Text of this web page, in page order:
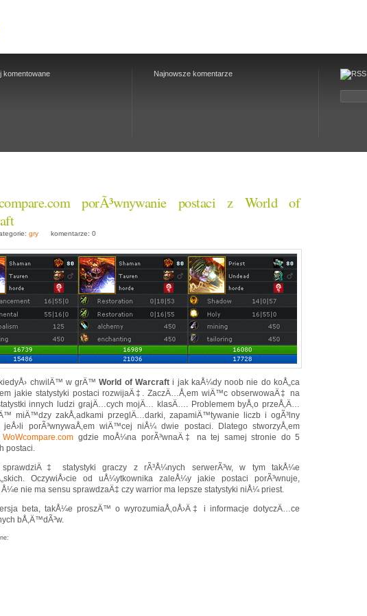
komentowane Najnowsze komentarze
porÃ³wnywanie postaci z World of
gry komentarze: 0
kiedyÅ› chwilÄ™ w grÄ™World of Warcraft i jak kaÅ¼dy noob nie do koÅ„ca
jakie statystyki postaci rozwijaÄ‡. ZaczÄ…Å‚em wiÄ™c obserwowaÄ‡ na
innych ludzi grajÄ…cych mojÄ… klasÄ…. Problemem byÅ‚o przeÅ‚Ä…
miÄ™dzy zakÅ‚adkami przeglÄ…darki, zapamiÄ™tywanie liczb i ogÃ³lny
jeÅ›li porÃ³wnywaÅ‚em wiÄ™cej niÅ¼ dwie postaci. Dlatego stworzyÅ‚em
WoWcompare.com gdzie moÅ¼na porÃ³wnaÄ‡ na tej samej stronie do 5
postaci.
sprawdziÄ‡ statystyki graczy z rÃ³Å¼nych serwerÃ³w, w tym takÅ¼e
OczywiÅ›cie od uÅ¼ytkownika zaleÅ¼y jakie postaci porÃ³wnuje,
nie ma sensu sprawdzaÄ‡ czy warrior ma lepsze statystyki niÅ¼ priest.
beta, takÅ¼e proszÄ™ o wyrozumiaÅ‚oÅ›Ä‡ i informacje dotyczÄ…ce
bÅ‚Ä™dÃ³w.